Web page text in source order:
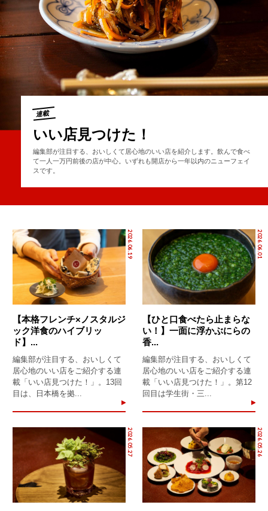
連載
いい店見つけた！
編集部が注目する、おいしくて居心地のいい店を紹介します。飲んで食べ
て一人一万円前後の店が中心。いずれも開店から一年以内のニューフェイ
スです。
2026.06.19
【本格フレンチ×ノスタルジ
ック洋食のハイブリッ
ド】...
編集部が注目する、おいしくて
居心地のいい店をご紹介する連
載「いい店見つけた！」。13回
目は、日本橋を拠...
2026.06.01
【ひと口食べたら止まらな
い！】一面に浮かぶにらの
香...
編集部が注目する、おいしくて
居心地のいい店をご紹介する連
載「いい店見つけた！」。第12
回目は学生街・三...
2026.05.27 2026.05.26